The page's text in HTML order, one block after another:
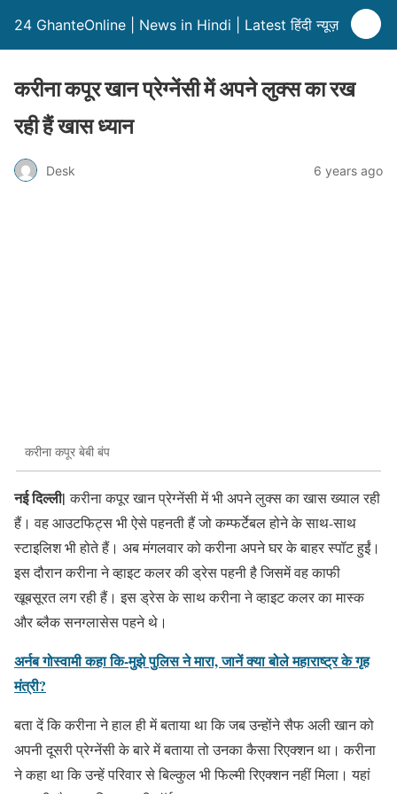
24 GhanteOnline | News in Hindi | Latest हिंदी न्यूज़
करीना कपूर खान प्रेग्नेंसी में अपने लुक्स का रख
रही हैं खास ध्यान
Desk 6 years ago
करीना कपूर बेबी बंप
नई दिल्ली|करीना कपूर खान प्रेग्नेंसी में भी अपने लुक्स का खास ख्याल रही
हैं। वह आउटफिट्स भी ऐसे पहनती हैं जो कम्फर्टेबल होने के साथ-साथ
स्टाइलिश भी होते हैं। अब मंगलवार को करीना अपने घर के बाहर स्पॉट हुईं।
इस दौरान करीना ने व्हाइट कलर की ड्रेस पहनी है जिसमें वह काफी
खूबसूरत लग रही हैं। इस ड्रेस के साथ करीना ने व्हाइट कलर का मास्क
और ब्लैक सनग्लासेस पहने थे।
अर्नब गोस्वामी कहा कि-मुझे पुलिस ने मारा, जानें क्या बोले महाराष्ट्र के गृह
मंत्री?
बता दें कि करीना ने हाल ही में बताया था कि जब उन्होंने सैफ अली खान को
अपनी दूसरी प्रेग्नेंसी के बारे में बताया तो उनका कैसा रिएक्शन था। करीना
ने कहा था कि उन्हें परिवार से बिल्कुल भी फिल्मी रिएक्शन नहीं मिला। यहां